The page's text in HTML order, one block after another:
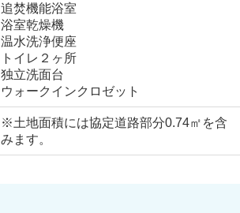
追焚機能浴室
浴室乾燥機
温水洗浄便座
トイレ２ヶ所
独立洗面台
ウォークインクロゼット
※土地面積には協定道路部分0.74㎡を含
みます。